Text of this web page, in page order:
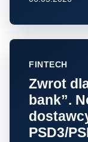
FINTECH
Zwrot
bank”.
PSD3/